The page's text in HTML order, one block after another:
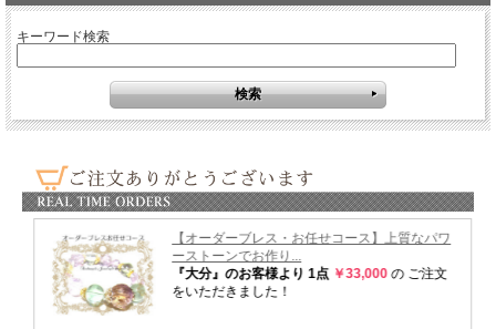
キーワード検索